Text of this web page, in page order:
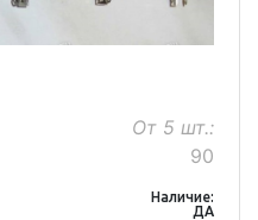
От 5 шт.:
90
Наличие:
ДА